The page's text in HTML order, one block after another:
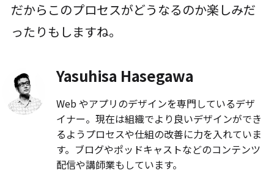
だからこのプロセスがどうなるのか楽しみだ
ったりもしますね。
Yasuhisa Hasegawa
Web やアプリのデザインを専門しているデザ
イナー。現在は組織でより良いデザインができ
るようプロセスや仕組の改善に力を入れていま
す。ブログやポッドキャストなどのコンテンツ
配信や講師業もしています。